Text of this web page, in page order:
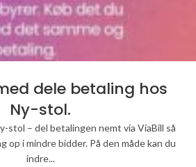
dele betaling hos
Ny-stol.
stol – del betalingen nemt via ViaBill så
op i mindre bidder. På den måde kan du
indre...